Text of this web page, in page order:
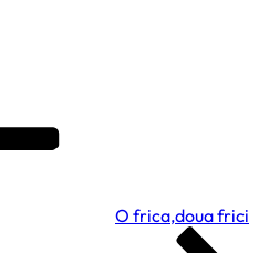
O frica,doua frici